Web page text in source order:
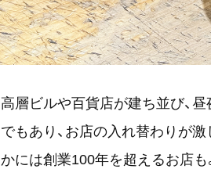
高層ビルや百貨店が建ち並び、
でもあり、お店の入れ替わりが
かには創業100年を超えるお店